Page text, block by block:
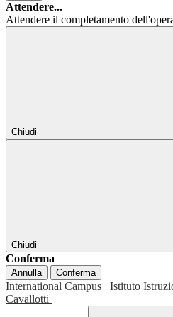
Attendere...
Attendere il completamento
Chiudi
Chiudi
Conferma
Annulla Conferma
International Campus Istituto
Cavallotti